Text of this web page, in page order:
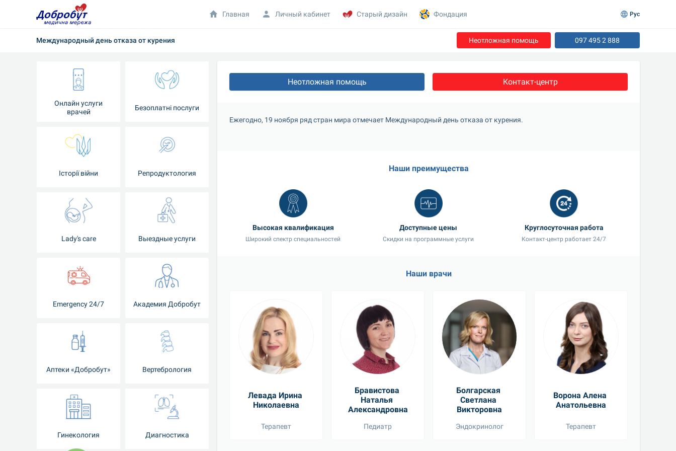
Международный день отказа от курения Неотложная помощь 097 495 2 888
Онлайн услуги
врачей
Безоплатні послуги
Iсторії війни Репродуктология
Lady's care Выездные услуги
Emergency 24/7 Академия Добробут
Аптеки «Добробут» Вертебрология
Гинекология Диагностика
Неотложная помощь Контакт-центр
Ежегодно, 19 ноября ряд стран мира отмечает Международный день отказа от курения.
Наши преимущества
Высокая квалификация
Широкий спектр специальностей
Доступные цены
Скидки на программные услуги
Круглосуточная работа
Контакт-центр работает 24/7
Наши врачи
Левада Ирина
Николаевна
Терапевт
Бравистова
Наталья
Александровна
Педиатр
Болгарская
Светлана
Викторовна
Эндокринолог
Ворона Алена
Анатольевна
Терапевт
Главная Личный кабинет Старый дизайн Фондация Рус